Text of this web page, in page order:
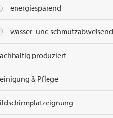
energiesparend
wasser- und schmutzabweisend
produziert
& Pflege